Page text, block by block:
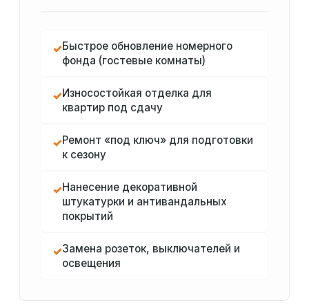
✓Быстрое обновление номерного
фонда (гостевые комнаты)
✓Износостойкая отделка для
квартир под сдачу
✓Ремонт «под ключ» для подготовки
к сезону
✓Нанесение декоративной
штукатурки и антивандальных
покрытий
✓Замена розеток, выключателей и
освещения